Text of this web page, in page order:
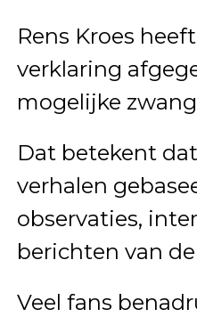
Rens Kroes
verklaring
mogelijke
Dat betekent
verhalen
observaties,
berichten van
Veel fans